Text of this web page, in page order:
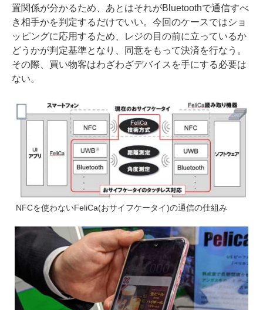
置関係が分かるため、あとはそれがBluetoothで通信すべ
き相手かを判定するだけでいい。今回のケースではショ
ッピングに応用するため、レジの目の前に立っているか
どうかが判定基準となり、同意をもって決済を行なう。
その際、買い物客はわざわざデバイスを手にする必要は
ない。
NFCを使わないFeliCa(おサイフケータイ)の通信の仕組み